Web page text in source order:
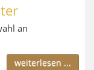
an
weiterlesen ...